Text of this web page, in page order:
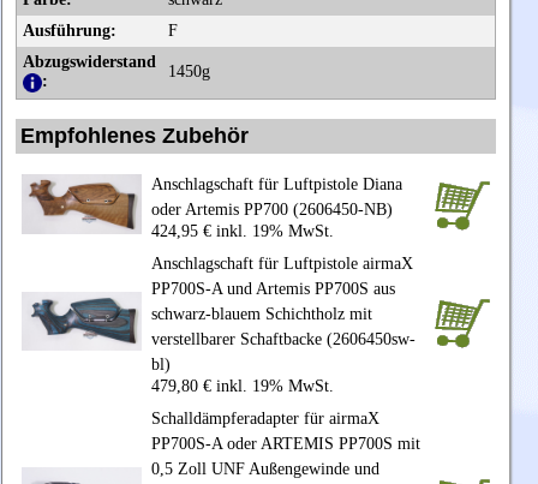
Ausführung:
F
Abzugswiderstand
:
1450g
Empfohlenes Zubehör
Anschlagschaft für Luftpistole Diana
oder Artemis PP700 (2606450-NB)
424,95 € inkl. 19% MwSt.
Anschlagschaft für Luftpistole airmaX
PP700S-A und Artemis PP700S aus
schwarz-blauem Schichtholz mit
verstellbarer Schaftbacke (2606450sw-
bl)
479,80 € inkl. 19% MwSt.
Schalldämpferadapter für airmaX
PP700S-A oder ARTEMIS PP700S mit
0,5 Zoll UNF Außengewinde und